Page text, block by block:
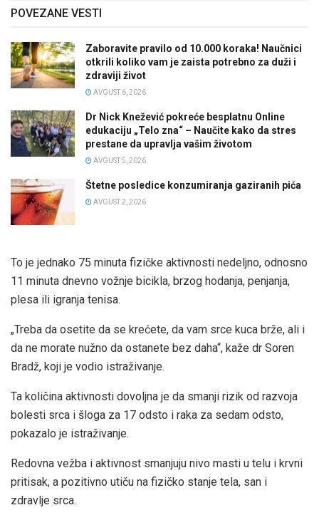
POVEZANE VESTI
Zaboravite pravilo od 10.000 koraka! Naučnici
otkrili koliko vam je zaista potrebno za duži i
zdraviji život
AVGUST 6, 2026
Dr Nick Knežević pokreće besplatnu Online
edukaciju „Telo zna“ – Naučite kako da stres
prestane da upravlja vašim životom
AVGUST 5, 2026
Štetne posledice konzumiranja gaziranih pića
AVGUST 2, 2026
To je jednako 75 minuta fizičke aktivnosti nedeljno, odnosno
11 minuta dnevno vožnje bicikla, brzog hodanja, penjanja,
plesa ili igranja tenisa.
„Treba da osetite da se krećete, da vam srce kuca brže, ali i
da ne morate nužno da ostanete bez daha“, kaže dr Soren
Bradž, koji je vodio istraživanje.
Ta količina aktivnosti dovoljna je da smanji rizik od razvoja
bolesti srca i šloga za 17 odsto i raka za sedam odsto,
pokazalo je istraživanje.
Redovna vežba i aktivnost smanjuju nivo masti u telu i krvni
pritisak, a pozitivno utiču na fizičko stanje tela, san i
zdravlje srca.